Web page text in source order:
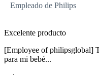
Empleado de Philips
Excelente producto
[Employee of philipsglobal]
para mi bebé...